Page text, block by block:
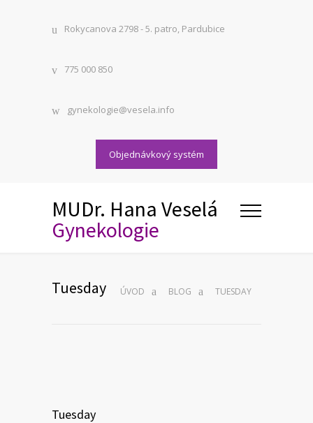
Rokycanova 2798 - 5. patro, Pardubice
775 000 850
gynekologie@vesela.info
Objednávkový systém
MUDr. Hana Veselá
Gynekologie
Tuesday ÚVOD BLOG TUESDAY
Tuesday